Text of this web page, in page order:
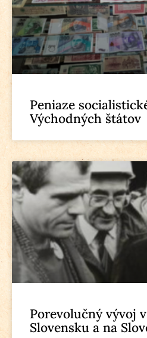
Peniaze
Východných štátov
Porevolučný vývoj
Slovensku a na